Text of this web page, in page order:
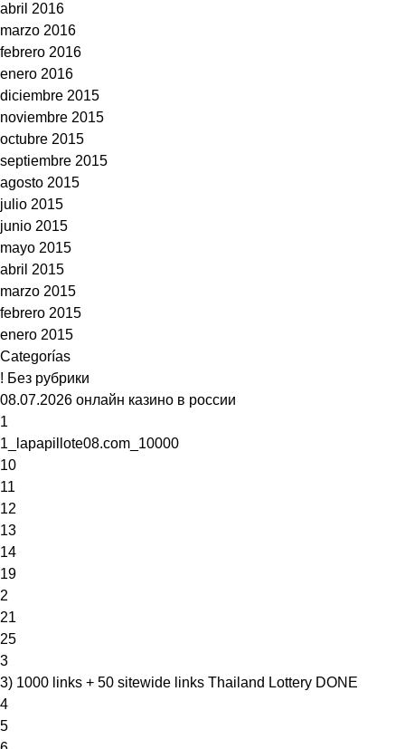
abril 2016
marzo 2016
febrero 2016
enero 2016
diciembre 2015
noviembre 2015
octubre 2015
septiembre 2015
agosto 2015
julio 2015
junio 2015
mayo 2015
abril 2015
marzo 2015
febrero 2015
enero 2015
Categorías
! Без рубрики
08.07.2026 онлайн казино в россии
1
1_lapapillote08.com_10000
10
11
12
13
14
19
2
21
25
3
3) 1000 links + 50 sitewide links Thailand Lottery DONE
4
5